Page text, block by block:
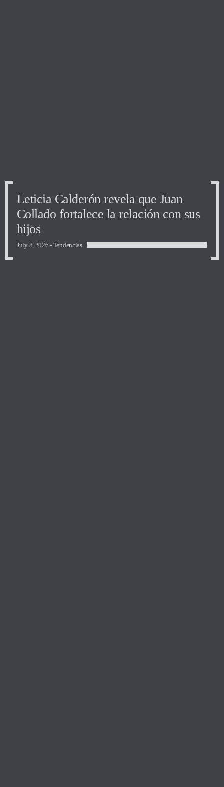
Leticia Calderón revela que Juan
Collado fortalece la relación con sus
hijos
July 8, 2026 - Tendencias